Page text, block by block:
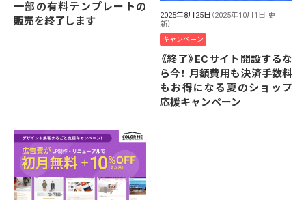
一部の有料テンプレートの
販売を終了します
2025年8月25日 （2025年10月1日 更
新）
キャンペーン
《終了》ECサイト開設するな
ら今！ 月額費用も決済手数料
もお得になる夏のショップ
応援キャンペーン